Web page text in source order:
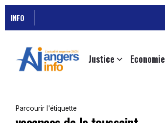
INFO
Justice Economie
Parcourir l'étiquette